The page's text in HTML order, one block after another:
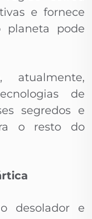
e fornece
planeta pode
atualmente,
de
segredos e
o resto do
desolador e